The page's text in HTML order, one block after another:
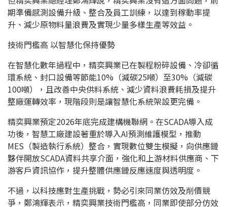
期準備感測設備升級、整合及員工訓練，以達到稼動率提
升、減少原物料量浪費及實現少量多樣生產等效益。
技術門檻高 以智慧化保持優勢
在智慧化數年過程中，精奕興業已在製程粉碎設備、冷卻循
環系統、封口設備等節能10%（減碳25噸）至30%（減碳
100噸），且改善中央供料系統、減少資料浪費耗損及提升
整廠運轉效率，現階段則是讓智慧化系統架設更完備。
精奕興業預定2026年底完成建構機聯網。在SCADA導入成
功後，智慧工廠建設著重於導入AI預測維護模型，推動
MES（製造執行系統）整合，實現數位雙生模擬，向供應鏈
夥伴開放SCADA資料共享介面，強化和上游材料供應商、下
游客戶資訊協作，提升整體供應鏈反應速度與透明度。
不過，以科技應對生產挑戰，勢必引來同業仿效及削價競
爭，鄭鴻輝表示，精奕興業技術門檻高，同業即使部分仿效